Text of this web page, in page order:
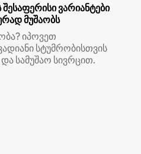
ვარიანტები
მუშაობს
იპოვეთ
სტუმრობისთვის
სამუშაო სივრცით.